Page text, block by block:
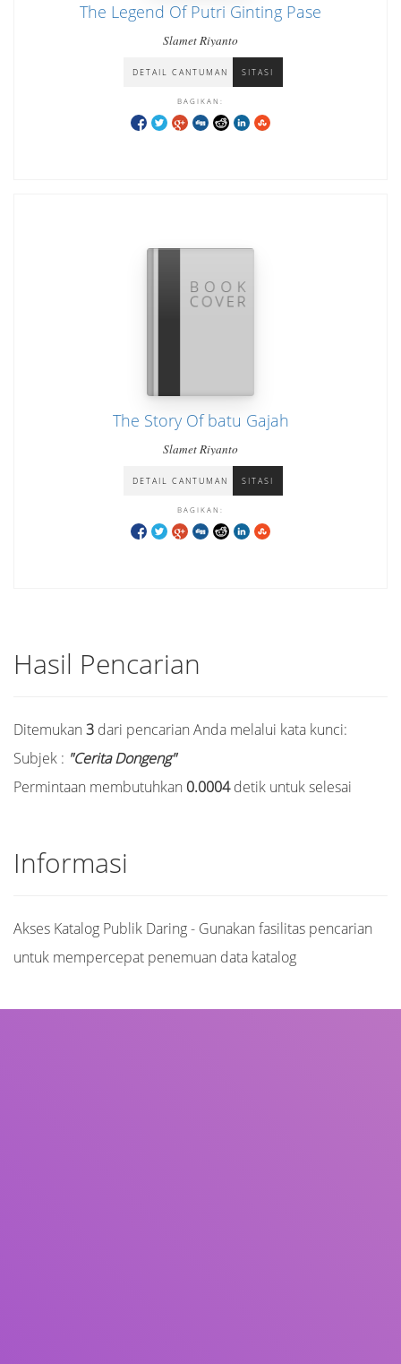
The Legend Of Putri Ginting Pase
Slamet Riyanto
DETAIL CANTUMAN SITASI
BAGIKAN:
The Story Of batu Gajah
Slamet Riyanto
DETAIL CANTUMAN SITASI
BAGIKAN:
Hasil Pencarian
Ditemukan 3 dari pencarian Anda melalui kata kunci:
Subjek : "Cerita Dongeng"
Permintaan membutuhkan 0.0004detik untuk selesai
Informasi
Akses Katalog Publik Daring - Gunakan fasilitas pencarian
untuk mempercepat penemuan data katalog